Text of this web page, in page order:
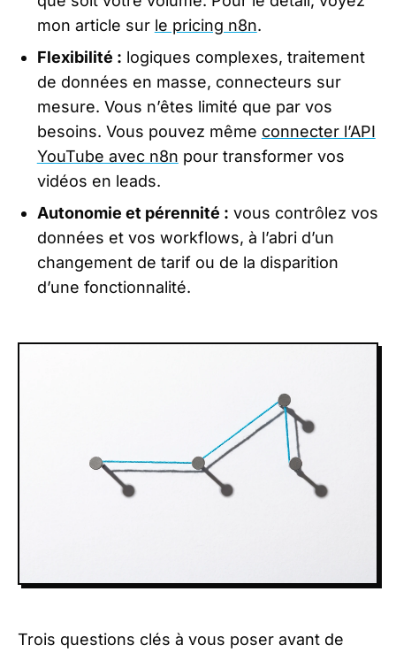
mon article sur le pricing n8n.
Flexibilité : logiques complexes, traitement
de données en masse, connecteurs sur
mesure. Vous n’êtes limité que par vos
besoins. Vous pouvez même connecter l’API
YouTube avec n8n pour transformer vos
vidéos en leads.
Autonomie et pérennité : vous contrôlez vos
données et vos workflows, à l’abri d’un
changement de tarif ou de la disparition
d’une fonctionnalité.
Trois questions clés à vous poser avant de